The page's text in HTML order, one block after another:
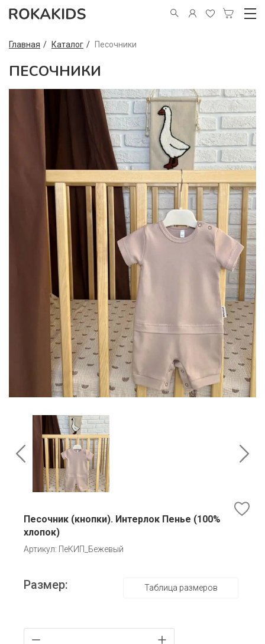
Главная Каталог Песочники
ПЕСОЧНИКИ
Песочник (кнопки). Интерлок Пенье (100%
хлопок)
Артикул: ПеКИП_Бежевый
Размер: Таблица размеров